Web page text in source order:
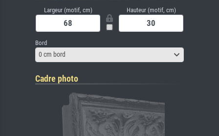
Largeur (motif, cm) Hauteur (motif, cm)
Bord
0 cm bord
Cadre photo